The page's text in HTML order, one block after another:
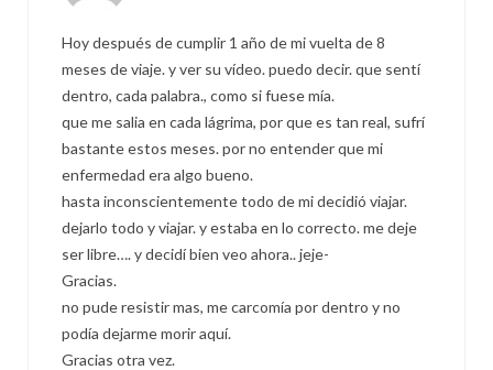
Hoy después de cumplir 1 año de mi vuelta de 8
meses de viaje. y ver su vídeo. puedo decir. que sentí
dentro, cada palabra., como si fuese mía.
que me salia en cada lágrima, por que es tan real, sufrí
bastante estos meses. por no entender que mi
enfermedad era algo bueno.
hasta inconscientemente todo de mi decidió viajar.
dejarlo todo y viajar. y estaba en lo correcto. me deje
ser libre…. y decidí bien veo ahora.. jeje-
Gracias.
no pude resistir mas, me carcomía por dentro y no
podía dejarme morir aquí.
Gracias otra vez.